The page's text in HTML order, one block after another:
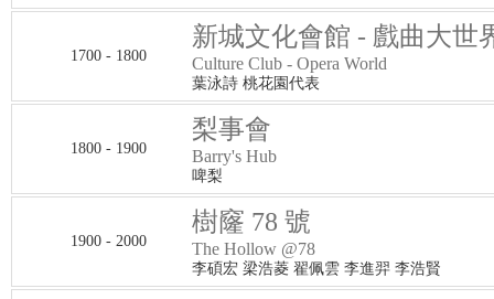
1700 - 1800
新城文化會館 - 戲曲大世
Culture Club - Opera World
葉泳詩 桃花園代表
1800 - 1900
梨事會
Barry's Hub
啤梨
1900 - 2000
樹窿 78 號
The Hollow @78
李碩宏 梁浩菱 翟佩雲 李進羿 李浩賢